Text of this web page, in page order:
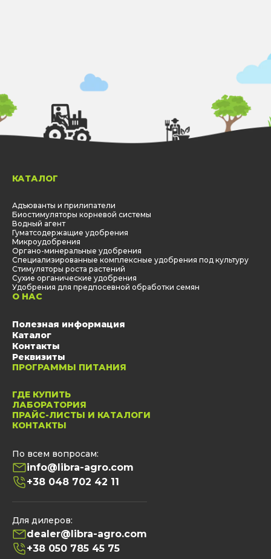
КАТАЛОГ
Адъюванты и прилипатели
Биостимуляторы корневой системы
Водный агент
Гуматсодержащие удобрения
Микроудобрения
Органо-минеральные удобрения
Специализированные комплексные удобрения под культуру
Стимуляторы роста растений
Сухие органические удобрения
Удобрения для предпосевной обработки семян
О НАС
Полезная информация
Каталог
Контакты
Реквизиты
ПРОГРАММЫ ПИТАНИЯ
ГДЕ КУПИТЬ
ЛАБОРАТОРИЯ
ПРАЙС-ЛИСТЫ И КАТАЛОГИ
КОНТАКТЫ
По всем вопросам:
info@libra-agro.com
+38 048 702 42 11
Для дилеров:
dealer@libra-agro.com
+38 050 785 45 75